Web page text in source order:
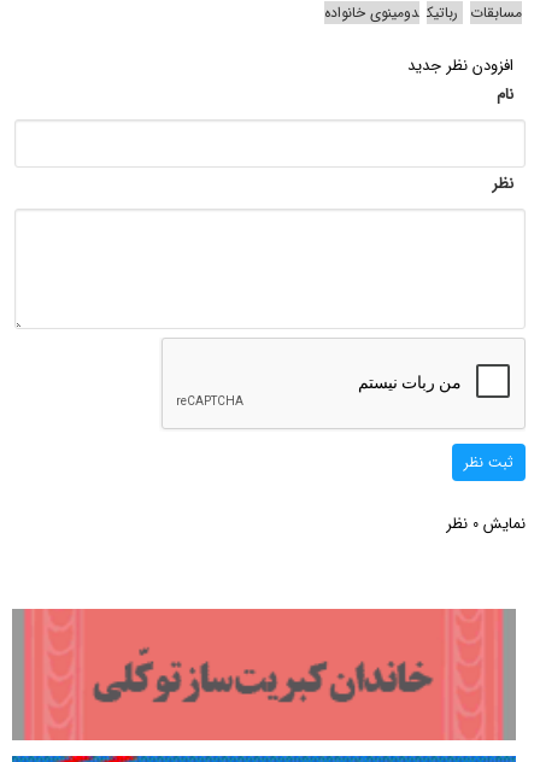
مسابقات رباتیک دومینوی خانواده
افزودن نظر جدید
نام
نظر
ثبت نظر
نمایش 0 نظر